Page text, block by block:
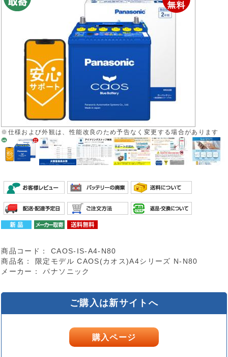
※仕様および外観は、性能改良のため予告なく変更する場合があります
商品コード：
CAOS-IS-A4-N80
商品名：
限定モデル CAOS(カオス)A4シリーズ N-N80
メーカー：
パナソニック
ご購入は新サイトへ
購入ページ